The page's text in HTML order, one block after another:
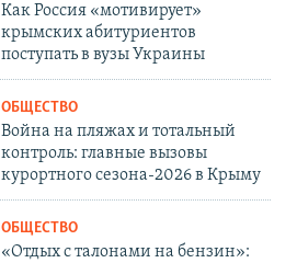
Как Россия «мотивирует»
крымских абитуриентов
поступать в вузы Украины
ОБЩЕСТВО
Война на пляжах и тотальный
контроль: главные вызовы
курортного сезона-2026 в Крыму
ОБЩЕСТВО
«Отдых с талонами на бензин»: